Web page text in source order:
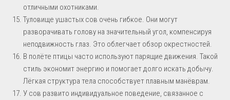
отличными охотниками.
Туловище ушастых сов очень гибкое. Они могут
разворачивать голову на значительный угол, компенсируя
неподвижность глаз. Это облегчает обзор окрестностей.
В полёте птицы часто используют парящие движения. Такой
стиль экономит энергию и помогает долго искать добычу.
Лёгкая структура тела способствует плавным манёврам.
У сов развито индивидуальное поведение, связанное с